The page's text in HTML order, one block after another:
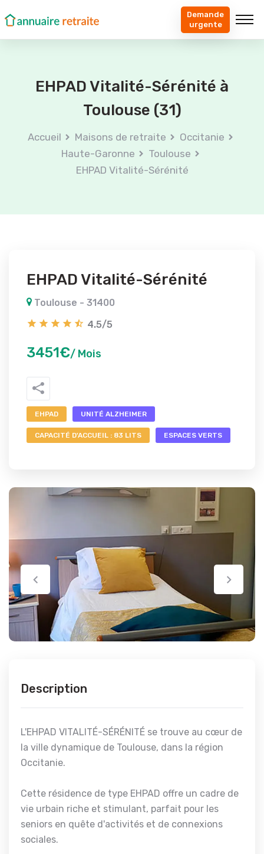
Demande
urgente
EHPAD Vitalité-Sérénité à
Toulouse (31)
Accueil Maisons de retraite
Occitanie
Haute-Garonne
Toulouse
EHPAD Vitalité-Sérénité
EHPAD Vitalité-Sérénité
Toulouse - 31400
4.5/5
3451€/ Mois
EHPAD UNITÉ ALZHEIMER
CAPACITÉ D'ACCUEIL : 83 LITS ESPACES VERTS
Description
L'EHPAD VITALITÉ-SÉRÉNITÉ se trouve au cœur de
la ville dynamique de Toulouse, dans la région
Occitanie.
Cette résidence de type EHPAD offre un cadre de
vie urbain riche et stimulant, parfait pour les
seniors en quête d'activités et de connexions
sociales.